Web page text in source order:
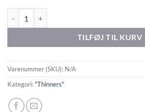
TILFØJ TIL KURV
Varenummer (SKU): N/A
Kategori: "Thinners"